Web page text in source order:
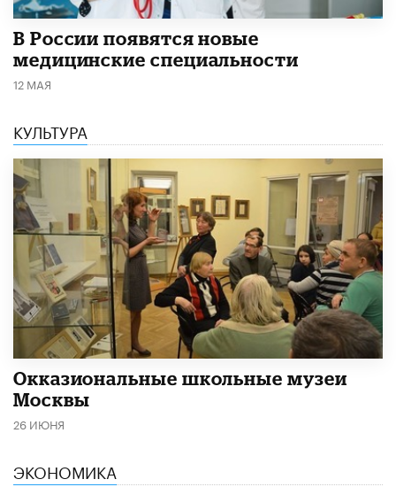
В России появятся новые
медицинские специальности
12 МАЯ
КУЛЬТУРА
​Окказиональные школьные музеи
Москвы
26 ИЮНЯ
ЭКОНОМИКА